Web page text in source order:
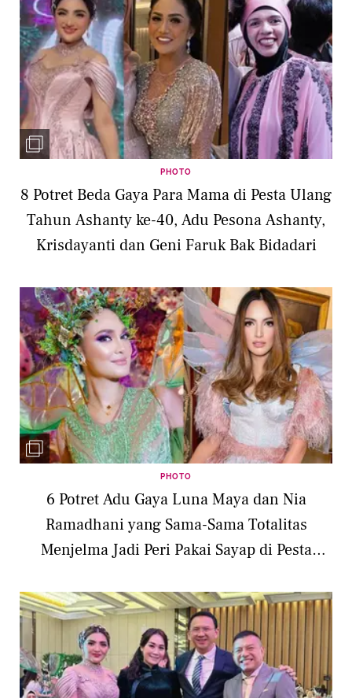
PHOTO
8 Potret Beda Gaya Para Mama di Pesta Ulang
Tahun Ashanty ke-40, Adu Pesona Ashanty,
Krisdayanti dan Geni Faruk Bak Bidadari
PHOTO
6 Potret Adu Gaya Luna Maya dan Nia
Ramadhani yang Sama-Sama Totalitas
Menjelma Jadi Peri Pakai Sayap di Pesta